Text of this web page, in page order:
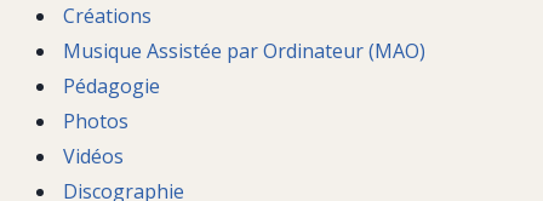
Créations
Musique Assistée par Ordinateur (MAO)
Pédagogie
Photos
Vidéos
Discographie